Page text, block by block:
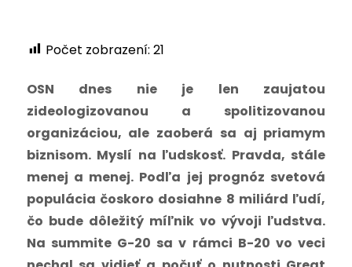
Počet zobrazení: 21
OSN dnes nie je len zaujatou
zideologizovanou a spolitizovanou
organizáciou, ale zaoberá sa aj priamym
biznisom. Myslí na ľudskosť. Pravda, stále
menej a menej. Podľa jej prognóz svetová
populácia čoskoro dosiahne 8 miliárd ľudí,
čo bude dôležitý míľnik vo vývoji ľudstva.
Na summite G-20 sa v rámci B-20 vo veci